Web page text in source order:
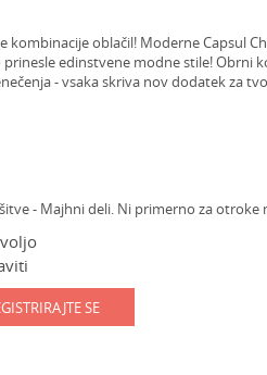
kombinacije oblačil! Moderne Capsul
edinstvene modne stile! Obrni
- vsaka skriva nov dodatek za
- Majhni deli. Ni primerno za otroke
SE